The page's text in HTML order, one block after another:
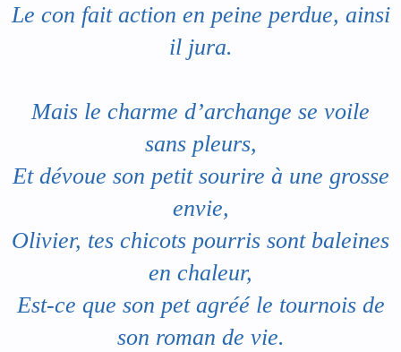
Le con fait action en peine perdue, ainsi
il jura.
Mais le charme d’archange se voile
sans pleurs,
Et dévoue son petit sourire à une grosse
envie,
Olivier, tes chicots pourris sont baleines
en chaleur,
Est-ce que son pet agréé le tournois de
son roman de vie.